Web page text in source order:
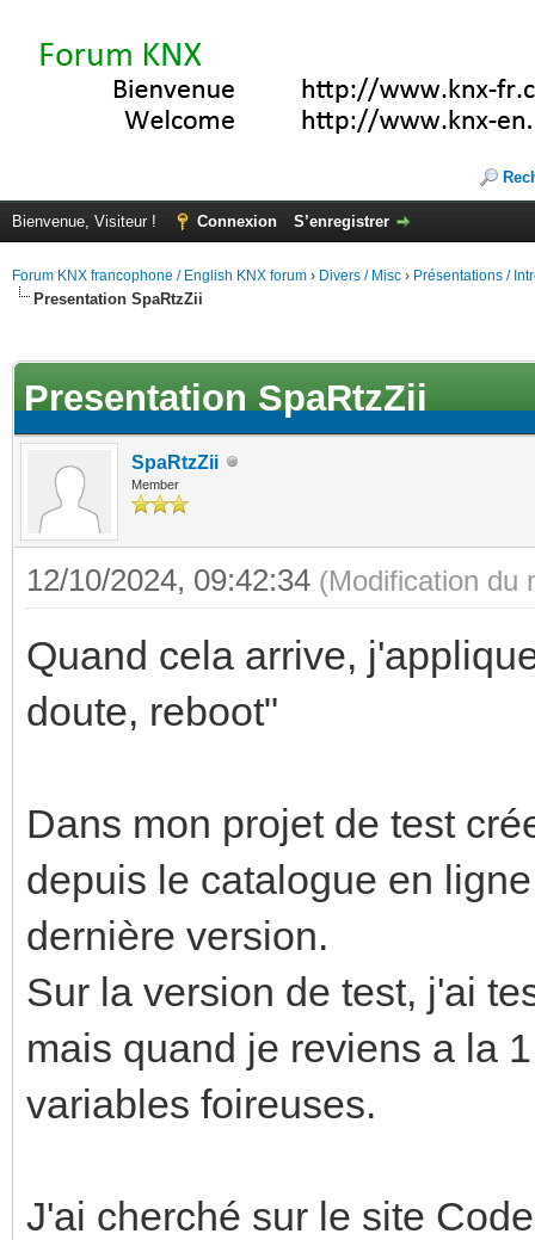
Bienvenue, Visiteur ! Connexion S’enregistrer
Forum KNX francophone / English KNX forum › Divers / Misc › Présentations /
Presentation SpaRtzZii
Presentation SpaRtzZii
SpaRtzZii
Member
12/10/2024, 09:42:34 (Modification du
Quand cela arrive,
doute, reboot"
Dans mon projet de test
depuis le catalogue en
dernière version.
Sur la version de test, j'ai
mais quand je reviens a la
variables foireuses.
J'ai cherché sur le site